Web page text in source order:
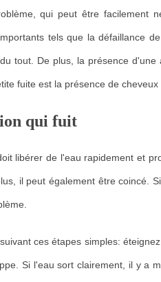
qui peut être facilement
tels que la défaillance
tout. De plus, la présence
fuite est la présence de
qui fuit
libérer de l'eau rapidement et
il peut également être coincé.
ces étapes simples:
Si l'eau sort clairement, il y a